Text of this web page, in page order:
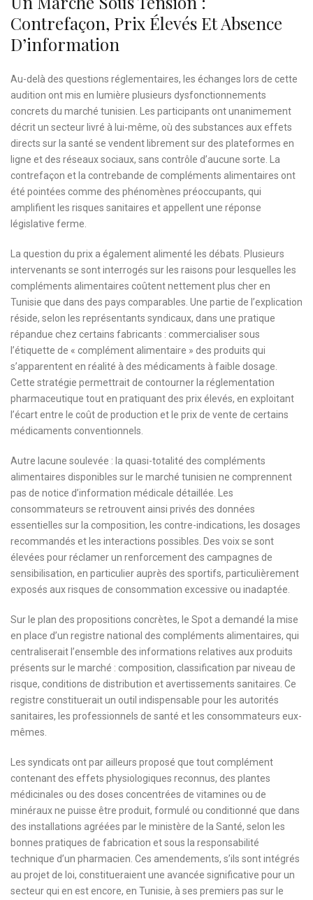
Contrefaçon, Prix Élevés Et Absence
D’information
Au-delà des questions réglementaires, les échanges lors de cette
audition ont mis en lumière plusieurs dysfonctionnements
concrets du marché tunisien. Les participants ont unanimement
décrit un secteur livré à lui-même, où des substances aux effets
directs sur la santé se vendent librement sur des plateformes en
ligne et des réseaux sociaux, sans contrôle d’aucune sorte. La
contrefaçon et la contrebande de compléments alimentaires ont
été pointées comme des phénomènes préoccupants, qui
amplifient les risques sanitaires et appellent une réponse
législative ferme.
La question du prix a également alimenté les débats. Plusieurs
intervenants se sont interrogés sur les raisons pour lesquelles les
compléments alimentaires coûtent nettement plus cher en
Tunisie que dans des pays comparables. Une partie de l’explication
réside, selon les représentants syndicaux, dans une pratique
répandue chez certains fabricants : commercialiser sous
l’étiquette de « complément alimentaire » des produits qui
s’apparentent en réalité à des médicaments à faible dosage.
Cette stratégie permettrait de contourner la réglementation
pharmaceutique tout en pratiquant des prix élevés, en exploitant
l’écart entre le coût de production et le prix de vente de certains
médicaments conventionnels.
Autre lacune soulevée : la quasi-totalité des compléments
alimentaires disponibles sur le marché tunisien ne comprennent
pas de notice d’information médicale détaillée. Les
consommateurs se retrouvent ainsi privés des données
essentielles sur la composition, les contre-indications, les dosages
recommandés et les interactions possibles. Des voix se sont
élevées pour réclamer un renforcement des campagnes de
sensibilisation, en particulier auprès des sportifs, particulièrement
exposés aux risques de consommation excessive ou inadaptée.
Sur le plan des propositions concrètes, le Spot a demandé la mise
en place d’un registre national des compléments alimentaires, qui
centraliserait l’ensemble des informations relatives aux produits
présents sur le marché : composition, classification par niveau de
risque, conditions de distribution et avertissements sanitaires. Ce
registre constituerait un outil indispensable pour les autorités
sanitaires, les professionnels de santé et les consommateurs eux-
mêmes.
Les syndicats ont par ailleurs proposé que tout complément
contenant des effets physiologiques reconnus, des plantes
médicinales ou des doses concentrées de vitamines ou de
minéraux ne puisse être produit, formulé ou conditionné que dans
des installations agréées par le ministère de la Santé, selon les
bonnes pratiques de fabrication et sous la responsabilité
technique d’un pharmacien. Ces amendements, s’ils sont intégrés
au projet de loi, constitueraient une avancée significative pour un
secteur qui en est encore, en Tunisie, à ses premiers pas sur le